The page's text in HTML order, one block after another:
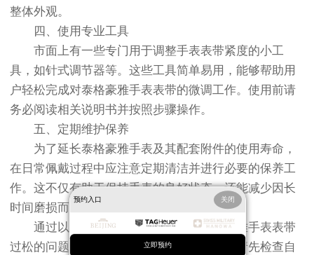
整体外观。
四、使用专业工具
市面上有一些专门用于调整手表表带紧度的小工
具，如针式调节器等。这些工具简单易用，能够帮助用
户轻松完成对泰格豪雅手表表带的微调工作。使用前请
务必阅读相关说明书并按照步骤操作。
五、定期维护保养
为了延长泰格豪雅手表及其配套附件的使用寿命，
在日常佩戴过程中应注意定期清洁并进行必要的保养工
作。这不仅有助于保持手表的良好状态，还能减少因长
时间磨损而导致的问题发生概率。
通过以上几种方法可以有效解决泰格豪雅手表表带
过松的问题。当然，在尝试自行调整之前，请先检查自
预约入口 关闭
立即预约